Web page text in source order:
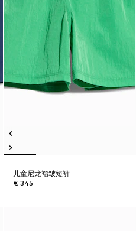
儿童尼龙褶皱短裤
€ 345